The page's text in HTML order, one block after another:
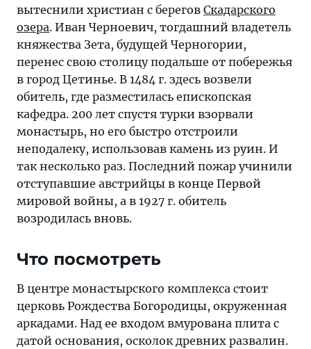
вытеснили христиан с берегов Скадарского
озера. Иван Черноевич, тогдашний владетель
княжества Зета, будущей Черногории,
перенес свою столицу подальше от побережья
в город Цетинье. В 1484 г. здесь возвели
обитель, где разместилась епископская
кафедра. 200 лет спустя турки взорвали
монастырь, но его быстро отстроили
неподалеку, использовав камень из руин. И
так несколько раз. Последний пожар учинили
отступавшие австрийцы в конце Первой
мировой войны, а в 1927 г. обитель
возродилась вновь.
Что посмотреть
В центре монастырского комплекса стоит
церковь Рождества Богородицы, окруженная
аркадами. Над ее входом вмурована плита с
датой основания, осколок древних развалин.